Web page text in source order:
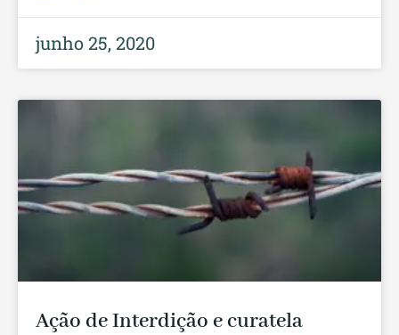
junho 25, 2020
Ação de Interdição e curatela